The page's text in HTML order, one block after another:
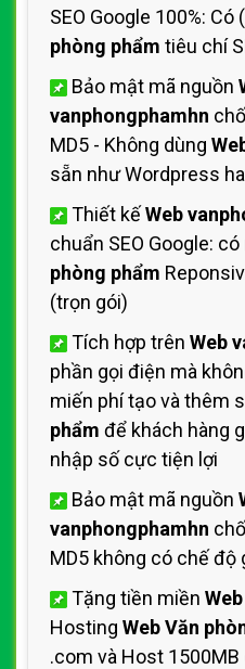
SEO Google 100%: Có
phòng phẩm tiêu chí
Bảo mật mã nguồn
vanphongphamhn
MD5 - Không dùng
sẵn như Wordpress
Thiết kếWeb
chuẩn SEO Google:
phòng phẩm
(trọn gói)
Tích hợp trên Web
phần gọi điện mà
miến phí tạo và thêm
phẩm để khách hàng
nhập số cực tiện lợi
Bảo mật mã nguồn
vanphongphamhn
MD5 không có chế độ
Tặng tiền miền
Hosting Web Văn
.com và Host